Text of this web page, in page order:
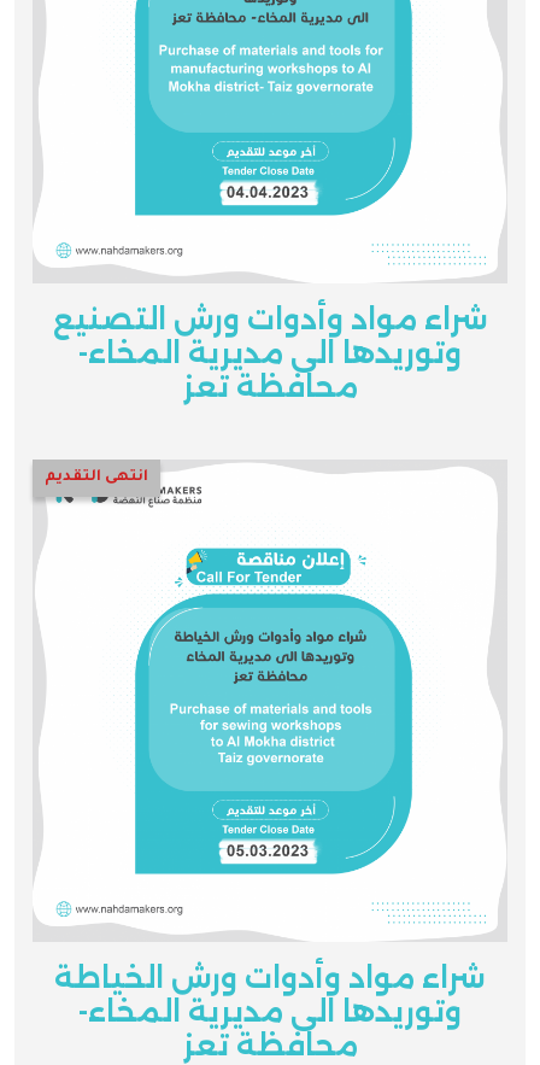
شراء مواد وأدوات ورش التصنيع
وتوريدها الى مديرية المخاء-
محافظة تعز
انتهى التقديم
شراء مواد وأدوات ورش الخياطة
وتوريدها الى مديرية المخاء-
محافظة تعز